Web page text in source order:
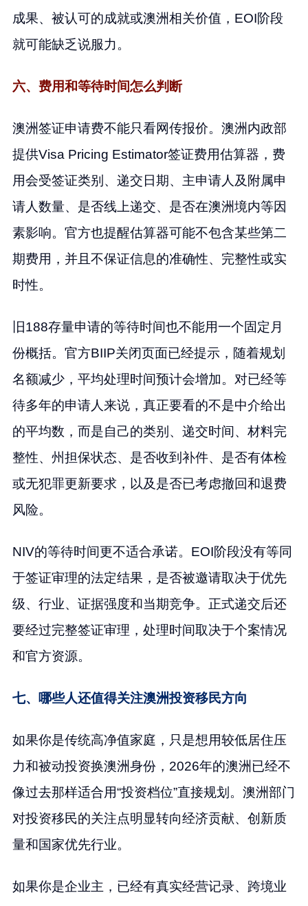
成果、被认可的成就或澳洲相关价值，EOI阶段
就可能缺乏说服力。
六、费用和等待时间怎么判断
澳洲签证申请费不能只看网传报价。澳洲内政部
提供Visa Pricing Estimator签证费用估算器，费
用会受签证类别、递交日期、主申请人及附属申
请人数量、是否线上递交、是否在澳洲境内等因
素影响。官方也提醒估算器可能不包含某些第二
期费用，并且不保证信息的准确性、完整性或实
时性。
旧188存量申请的等待时间也不能用一个固定月
份概括。官方BIIP关闭页面已经提示，随着规划
名额减少，平均处理时间预计会增加。对已经等
待多年的申请人来说，真正要看的不是中介给出
的平均数，而是自己的类别、递交时间、材料完
整性、州担保状态、是否收到补件、是否有体检
或无犯罪更新要求，以及是否已考虑撤回和退费
风险。
NIV的等待时间更不适合承诺。EOI阶段没有等同
于签证审理的法定结果，是否被邀请取决于优先
级、行业、证据强度和当期竞争。正式递交后还
要经过完整签证审理，处理时间取决于个案情况
和官方资源。
七、哪些人还值得关注澳洲投资移民方向
如果你是传统高净值家庭，只是想用较低居住压
力和被动投资换澳洲身份，2026年的澳洲已经不
像过去那样适合用“投资档位”直接规划。澳洲部门
对投资移民的关注点明显转向经济贡献、创新质
量和国家优先行业。
如果你是企业主，已经有真实经营记录、跨境业